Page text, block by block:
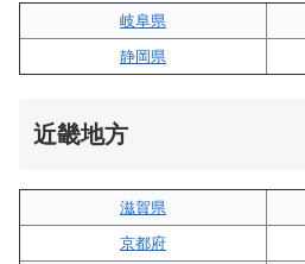
岐阜県
静岡県
近畿地方
滋賀県
京都府